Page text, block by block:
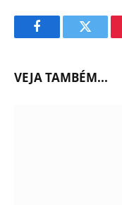
FacebookTwitter
VEJA TAMBÉM...